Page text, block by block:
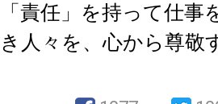
「責任」を持って仕事
き人々を、心から尊敬